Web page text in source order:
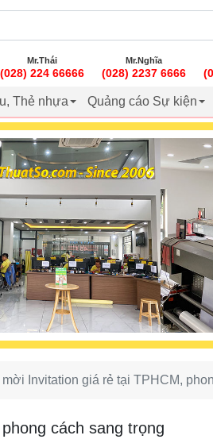
Mr.Thái
(028) 224 66666
Mr.Nghĩa
(028) 2237 6666
Thẻ nhựa Quảng cáo Sự kiện
mời Invitation giá rẻ tại TPHCM,
cách sang trọng